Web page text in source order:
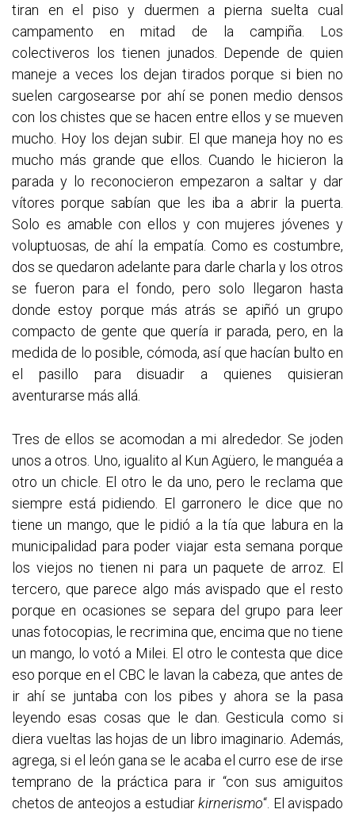
tiran en el piso y duermen a pierna suelta cual
campamento en mitad de la campiña. Los
colectiveros los tienen junados. Depende de quien
maneje a veces los dejan tirados porque si bien no
suelen cargosearse por ahí se ponen medio densos
con los chistes que se hacen entre ellos y se mueven
mucho. Hoy los dejan subir. El que maneja hoy no es
mucho más grande que ellos. Cuando le hicieron la
parada y lo reconocieron empezaron a saltar y dar
vítores porque sabían que les iba a abrir la puerta.
Solo es amable con ellos y con mujeres jóvenes y
voluptuosas, de ahí la empatía. Como es costumbre,
dos se quedaron adelante para darle charla y los otros
se fueron para el fondo, pero solo llegaron hasta
donde estoy porque más atrás se apiñó un grupo
compacto de gente que quería ir parada, pero, en la
medida de lo posible, cómoda, así que hacían bulto en
el pasillo para disuadir a quienes quisieran
aventurarse más allá.
Tres de ellos se acomodan a mi alrededor. Se joden
unos a otros. Uno, igualito al Kun Agüero, le manguéa a
otro un chicle. El otro le da uno, pero le reclama que
siempre está pidiendo. El garronero le dice que no
tiene un mango, que le pidió a la tía que labura en la
municipalidad para poder viajar esta semana porque
los viejos no tienen ni para un paquete de arroz. El
tercero, que parece algo más avispado que el resto
porque en ocasiones se separa del grupo para leer
unas fotocopias, le recrimina que, encima que no tiene
un mango, lo votó a Milei. El otro le contesta que dice
eso porque en el CBC le lavan la cabeza, que antes de
ir ahí se juntaba con los pibes y ahora se la pasa
leyendo esas cosas que le dan. Gesticula como si
diera vueltas las hojas de un libro imaginario. Además,
agrega, si el león gana se le acaba el curro ese de irse
temprano de la práctica para ir “con sus amiguitos
chetos de anteojos a estudiarkirnerismo“. El avispado